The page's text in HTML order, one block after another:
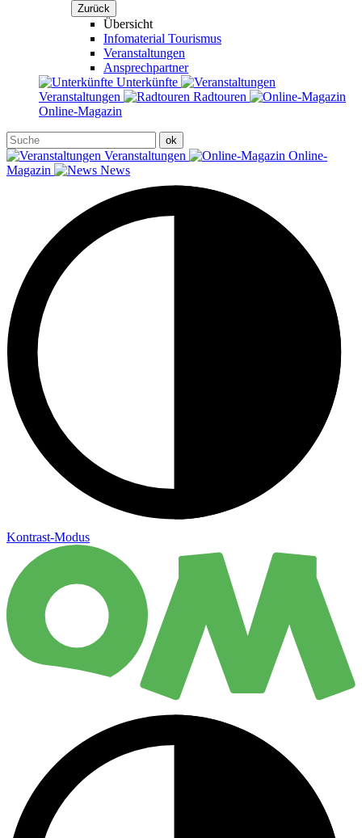
Zurück
Übersicht
Infomaterial Tourismus
Veranstaltungen
Ansprechpartner
Unterkünfte
Veranstaltungen
Radtouren
Online-Magazin
Veranstaltungen
Online-
Magazin
News
Kontrast-Modus